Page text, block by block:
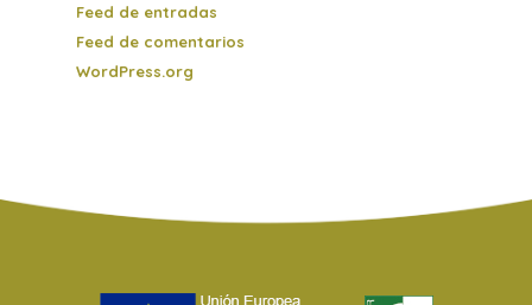
Feed de entradas
Feed de comentarios
WordPress.org